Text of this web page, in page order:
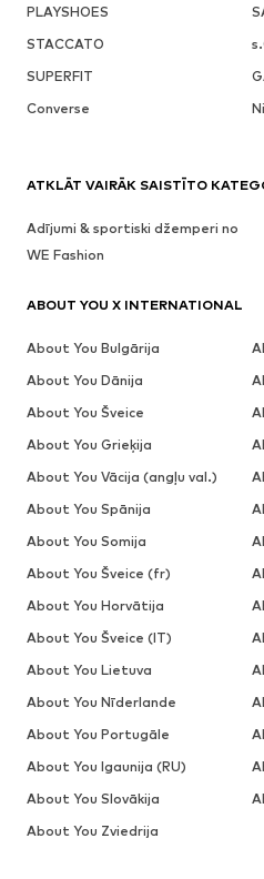
PLAYSHOES
STACCATO
SUPERFIT
Converse
ATKLĀT VAIRĀK SAISTĪTO
Adījumi & sportiski džemperi no
WE Fashion
ABOUT YOU X INTERNATIONAL
About You Bulgārija
About You Dānija
About You Šveice
About You Grieķija
About You Vācija (angļu val.)
About You Spānija
About You Somija
About You Šveice (fr)
About You Horvātija
About You Šveice (IT)
About You Lietuva
About You Nīderlande
About You Portugāle
About You Igaunija (RU)
About You Slovākija
About You Zviedrija